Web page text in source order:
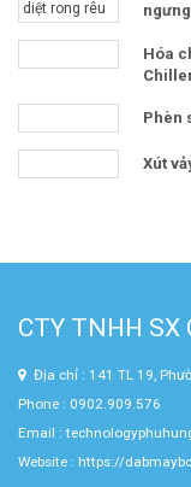
ngưng
Hóa
Phèn
Xút
CTY TNHH SX
Địa chỉ : 141 TL 19,
Phone : 0902.909.576
Email :
Website : https://